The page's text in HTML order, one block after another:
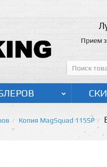
Прием
Копия MagSquad 115SP